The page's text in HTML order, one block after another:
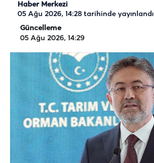
Haber Merkezi
05 Ağu 2026, 14:28 tarihinde yayınlandı
Güncelleme
05 Ağu 2026, 14:29